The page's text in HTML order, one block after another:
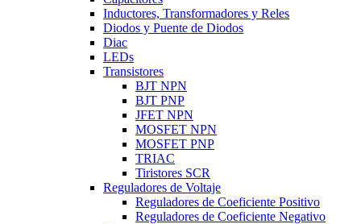
Inductores, Transformadores y Reles
Diodos y Puente de Diodos
Diac
LEDs
Transistores
BJT NPN
BJT PNP
JFET NPN
MOSFET NPN
MOSFET PNP
TRIAC
Tiristores SCR
Reguladores de Voltaje
Reguladores de Coeficiente Positivo
Reguladores de Coeficiente Negativo